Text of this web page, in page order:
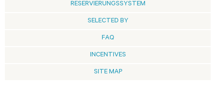
RESERVIERUNGSSYSTEM
SELECTED BY
FAQ
INCENTIVES
SITE MAP